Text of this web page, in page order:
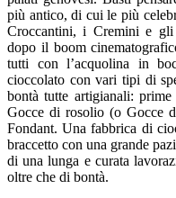
più antico, di cui le più
Croccantini, i Cremini e
dopo il boom
tutti con l’acquolina in
cioccolato con vari tipi di
bontà tutte artigianali:
Gocce di rosolio (o Gocce
Fondant. Una fabbrica di
braccetto con una grande
di una lunga e curata
oltre che di bontà.